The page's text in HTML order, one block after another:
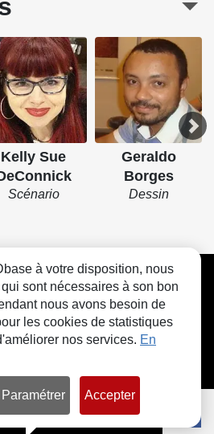
Kelly Sue
Scénario
Geraldo
Borges
Dessin
Contact Cookies
à votre disposition, nous
sont nécessaires à son bon
nous avons besoin de
les cookies de statistiques
nos services. En
Paramétrer Accepter